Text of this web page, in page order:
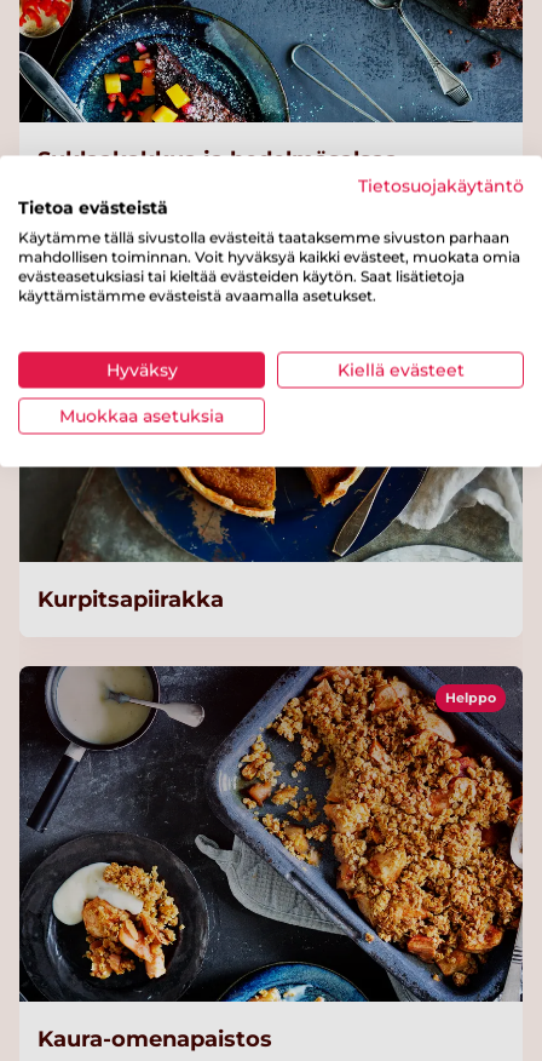
Suklaakakkua ja hedelmäsalsaa
Kurpitsapiirakka
Helppo
Kaura-omenapaistos
Tietosuojakäytäntö
Tietoa evästeistä
Käytämme tällä sivustolla evästeitä taataksemme sivuston parhaan
mahdollisen toiminnan. Voit hyväksyä kaikki evästeet, muokata omia
evästeasetuksiasi tai kieltää evästeiden käytön. Saat lisätietoja
käyttämistämme evästeistä avaamalla asetukset.
Hyväksy Kiellä evästeet
Muokkaa asetuksia